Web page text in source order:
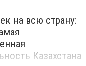
на всю страну:
Казахстана